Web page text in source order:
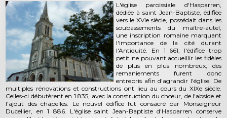
Les clochers
Sacrements et vie chrétienne
Enfants et jeunes
Photos
Contact
L'église paroissiale d'Hasparren,
dédiée à saint Jean-Baptiste, édifiée
vers le XVIe siècle, possédait dans les
soubassements du maître-autel,
une inscription romaine marquant
l'importance de la cité durant
l'Antiquité. En 1 661, l'édifice trop
petit ne pouvant accueillir les fidèles
de plus en plus nombreux, des
remaniements furent donc
entrepris afin d'agrandir l'église. De
multiples rénovations et constructions ont lieu au cours du XIXe siècle.
Celles-ci débutèrent en 1 835, avec la construction du chœur, de l'abside et
l'ajout des chapelles. Le nouvel édifice fut consacré par Monseigneur
Ducellier, en 1 886. L'église saint Jean-Baptiste d'Hasparren conserve